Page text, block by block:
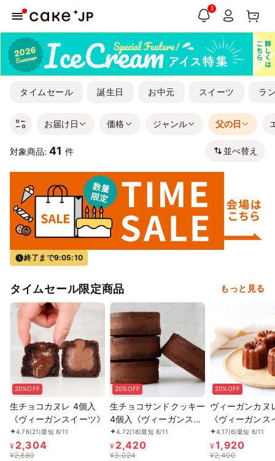
3
タイムセール 誕生日 お中元 スイーツ ラ
お届け日 価格 ジャンル 父の日
対象商品: 41 件 並べ替え
終了まで9:05:09
タイムセール限定商品 もっと見る
20%OFF
生チョコカヌレ 4個入
《ヴィーガンスイーツ》
4.76(21)最短 8/11
¥ 2,304
¥2,880
20%OFF
生チョコサンドクッキー
4個入《ヴィーガンスイ
ーツ》
4.72(18)最短 8/11
¥ 2,420
¥3,024
20%OFF
ヴィーガンカヌ
《ヴィーガンス
4.17(6)最短 8/11
¥1,920
¥2,400